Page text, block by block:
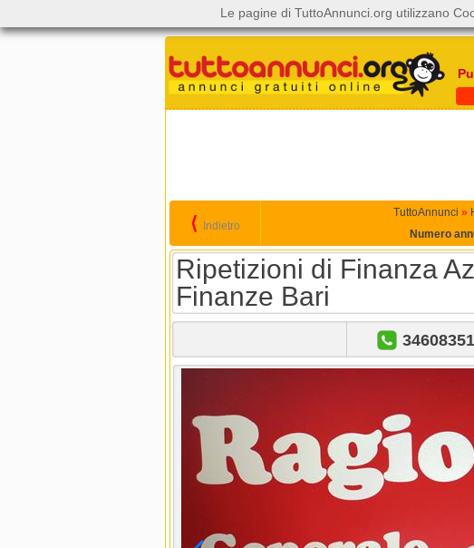
⟨ Indietro
TuttoAnnunci »
Numero
Ripetizioni di Finanza
Finanze Bari
Le pagine di TuttoAnnunci.org utilizzano